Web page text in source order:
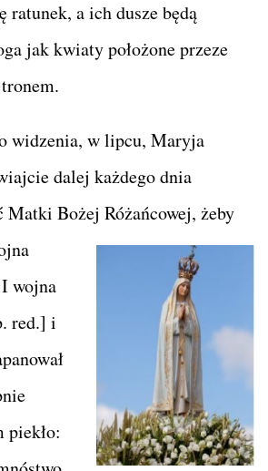
ratunek, a ich dusze będą
jak kwiaty położone przeze
widzenia, w lipcu, Maryja
dalej każdego dnia
Matki Bożej Różańcowej, żeby
wojna
red.] i
piekło: